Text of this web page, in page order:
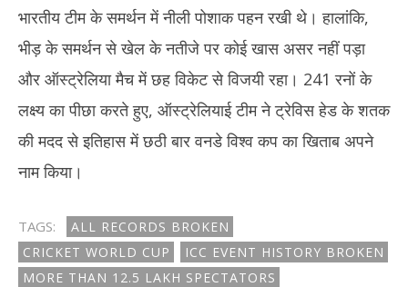
भारतीय टीम के समर्थन में नीली पोशाक पहन रखी थे। हालांकि,
भीड़ के समर्थन से खेल के नतीजे पर कोई खास असर नहीं पड़ा
और ऑस्ट्रेलिया मैच में छह विकेट से विजयी रहा। 241 रनों के
लक्ष्य का पीछा करते हुए, ऑस्ट्रेलियाई टीम ने ट्रेविस हेड के शतक
की मदद से इतिहास में छठी बार वनडे विश्व कप का खिताब अपने
नाम किया।
TAGS:
ALL RECORDS BROKEN
CRICKET WORLD CUP
ICC EVENT HISTORY BROKEN
MORE THAN 12.5 LAKH SPECTATORS